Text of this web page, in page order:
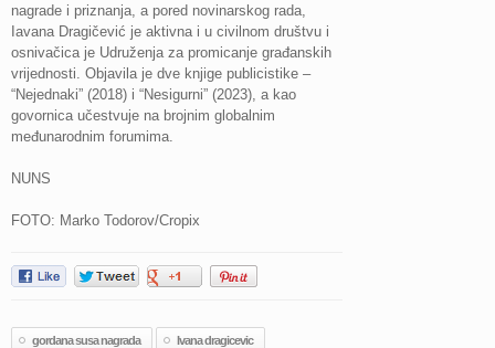
nagrade i priznanja, a pored novinarskog rada,
Iavana Dragičević je aktivna i u civilnom društvu i
osnivačica je Udruženja za promicanje građanskih
vrijednosti. Objavila je dve knjige publicistike –
“Nejednaki” (2018) i “Nesigurni” (2023), a kao
govornica učestvuje na brojnim globalnim
međunarodnim forumima.
NUNS
FOTO: Marko Todorov/Cropix
gordana susa nagrada Ivana dragicevic